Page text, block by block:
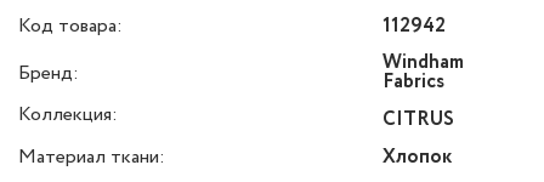
Код товара:
112942
Бренд:
Windham
Fabrics
Коллекция:
CITRUS
Материал ткани:
Хлопок